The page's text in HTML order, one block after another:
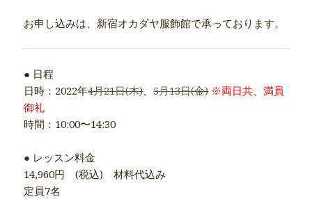
お申し込みは、新宿オカダヤ服飾館で承っております。
● 日程
日時：2022年4月21日(木)、5月13日(金) ※両日共、満員
御礼
時間：10:00〜14:30
● レッスン料金
14,960円 (税込) 材料代込み
定員7名